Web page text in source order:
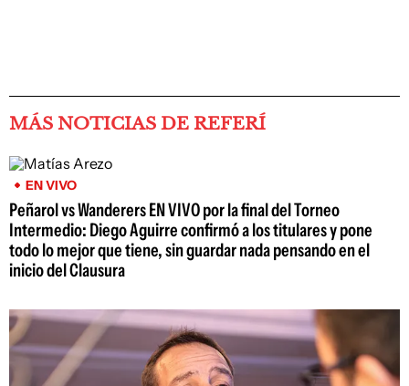
MÁS NOTICIAS DE REFERÍ
EN VIVO
Peñarol vs Wanderers EN VIVO por la final del Torneo
Intermedio: Diego Aguirre confirmó a los titulares y pone
todo lo mejor que tiene, sin guardar nada pensando en el
inicio del Clausura